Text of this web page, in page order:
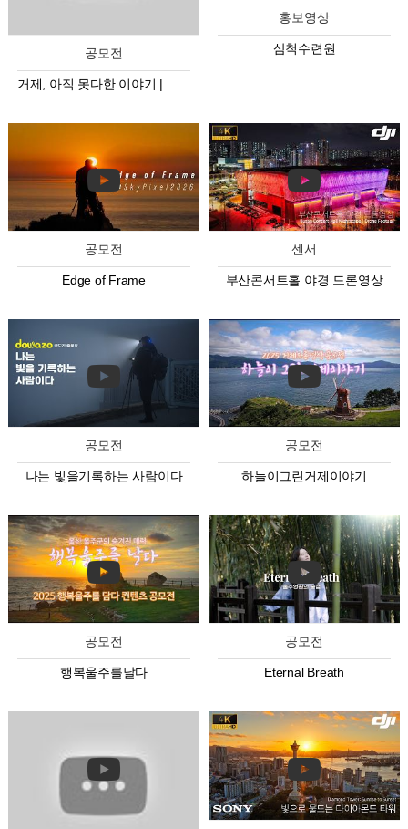
공모전
홍보영상
삼척수련원
공모전
Edge of Frame
센서
부산콘서트홀 야경 드론영상
공모전
나는 빛을기록하는 사람이다
공모전
하늘이그린거제이야기
공모전
행복울주를날다
공모전
Eternal Breath